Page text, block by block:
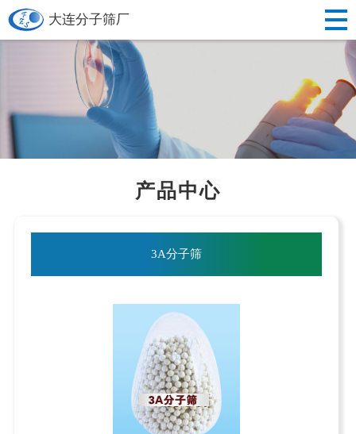
大连分子筛厂
PRODUCTS
产品中心
3A分子筛